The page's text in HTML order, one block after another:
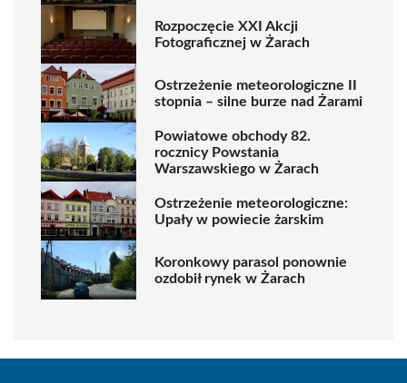
Rozpoczęcie XXI Akcji
Fotograficznej w Żarach
Ostrzeżenie meteorologiczne II
stopnia – silne burze nad Żarami
Powiatowe obchody 82.
rocznicy Powstania
Warszawskiego w Żarach
Ostrzeżenie meteorologiczne:
Upały w powiecie żarskim
Koronkowy parasol ponownie
ozdobił rynek w Żarach